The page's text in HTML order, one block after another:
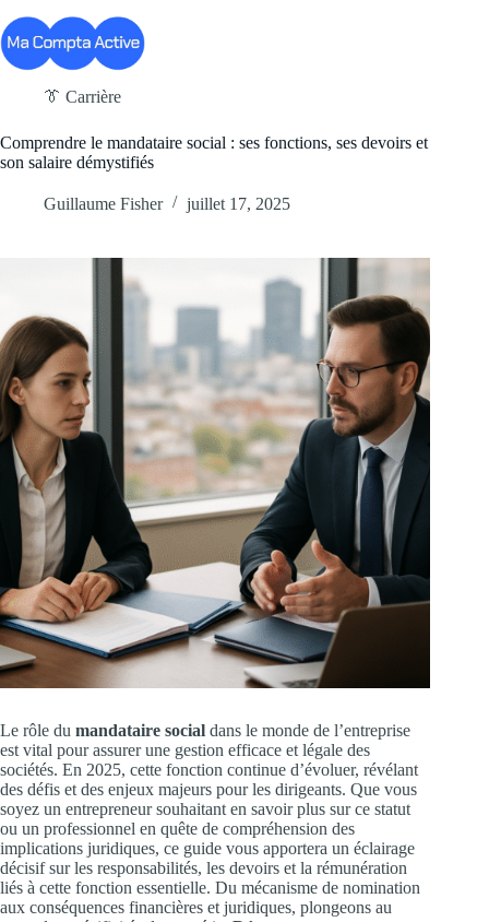
au
contenu
👔 Carrière
Comprendre le mandataire social : ses fonctions, ses devoirs et
son salaire démystifiés
Guillaume Fisher juillet 17, 2025
Le rôle du mandataire social dans le monde de l’entreprise
est vital pour assurer une gestion efficace et légale des
sociétés. En 2025, cette fonction continue d’évoluer, révélant
des défis et des enjeux majeurs pour les dirigeants. Que vous
soyez un entrepreneur souhaitant en savoir plus sur ce statut
ou un professionnel en quête de compréhension des
implications juridiques, ce guide vous apportera un éclairage
décisif sur les responsabilités, les devoirs et la rémunération
liés à cette fonction essentielle. Du mécanisme de nomination
aux conséquences financières et juridiques, plongeons au